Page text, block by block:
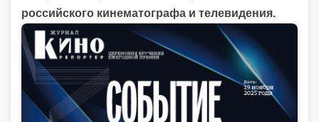
российского кинематографа и телевидения.